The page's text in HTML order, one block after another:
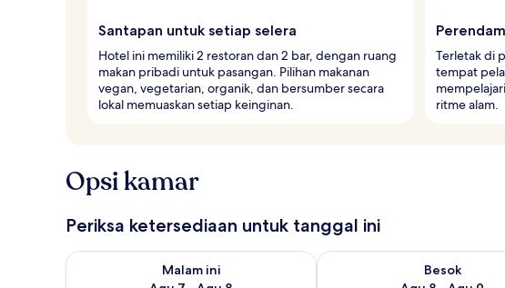
Santapan untuk setiap selera
Hotel ini memiliki 2 restoran dan 2 bar, dengan ruang
makan pribadi untuk pasangan. Pilihan makanan
vegan, vegetarian, organik, dan bersumber secara
lokal memuaskan setiap keinginan.
Terletak di
tempat
ritme alam.
Opsi kamar
Periksa ketersediaan untuk tanggal ini
Malam ini
Periksa ketersediaan untuk malam ini Agu 7 - Agu 8
Besok
Periksa ketersediaan untuk